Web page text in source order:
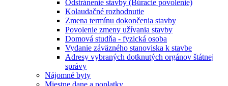
Odstránenie stavby (Búracie povolenie)
Kolaudačné rozhodnutie
Zmena termínu dokončenia stavby
Povolenie zmeny užívania stavby
Domová studňa - fyzická osoba
Vydanie záväzného stanoviska k stavbe
Adresy vybraných dotknutých orgánov štátnej
správy
Nájomné byty
Miestne dane a poplatky